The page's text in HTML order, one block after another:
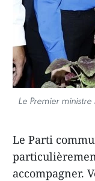
Le Premier
Le Parti
accompagner.